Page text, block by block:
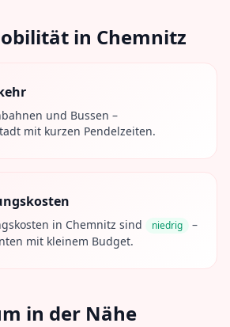
in Chemnitz
und Bussen –
mit kurzen Pendelzeiten.
in Chemnitz sind niedrig
–
mit kleinem Budget.
in der Nähe